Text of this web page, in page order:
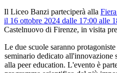
Il Liceo Banzi parteciperà alla
il 16 ottobre 2024 dalle 17:00 alle
Castelnuovo di Firenze, in visita
Le due scuole saranno
seminario dedicato all'innovazione
alla peer education. L'evento è